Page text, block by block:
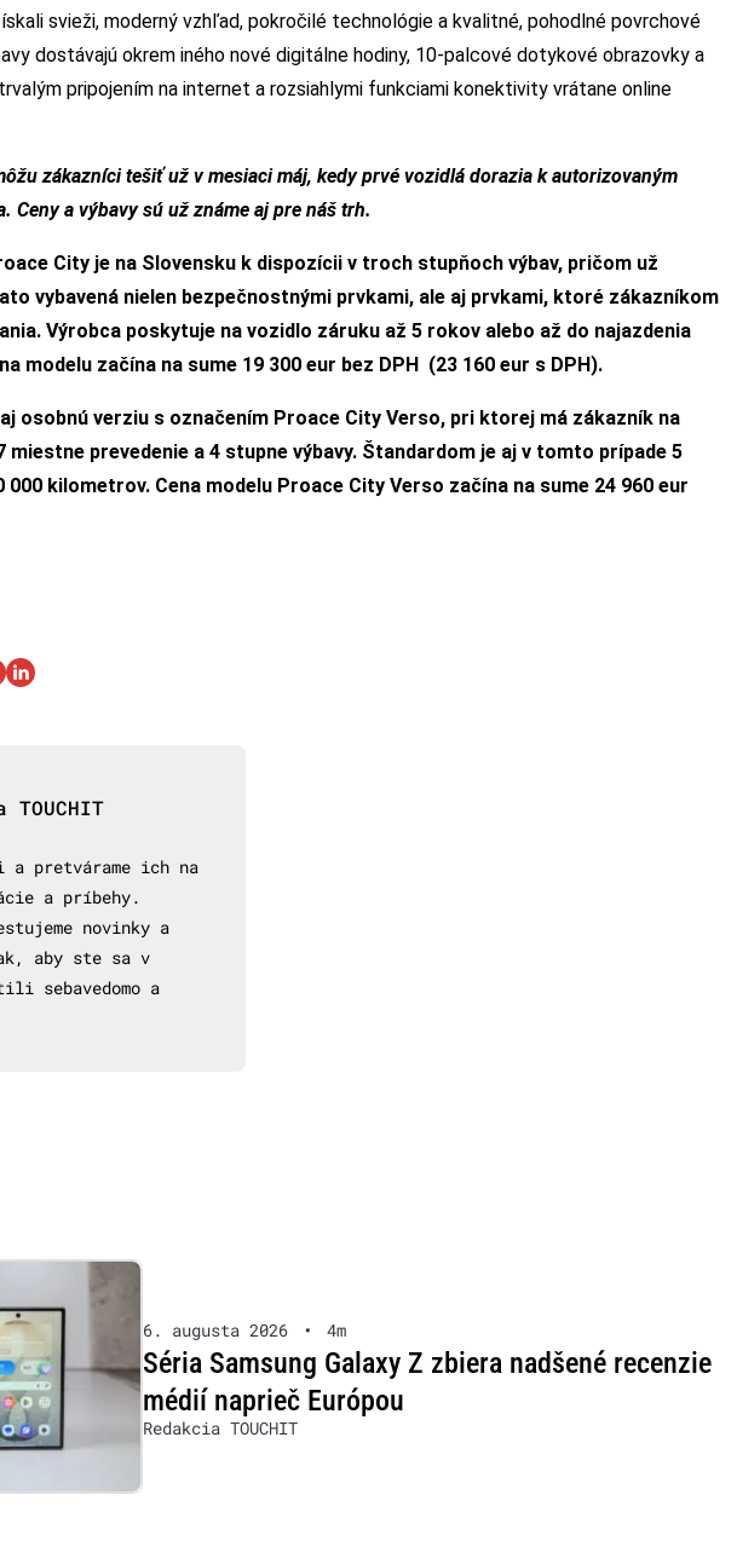
svieži, moderný vzhľad, pokročilé technológie a kvalitné, pohodlné povrchové
dostávajú okrem iného nové digitálne hodiny, 10-palcové dotykové obrazovky a
pripojením na internet a rozsiahlymi funkciami konektivity vrátane online
zákazníci tešiť už v mesiaci máj, kedy prvé vozidlá dorazia k autorizovaným
Ceny a výbavy sú už známe aj pre náš trh.
City je na Slovensku k dispozícii v troch stupňoch výbav, pričom už
vybavená nielen bezpečnostnými prvkami, ale aj prvkami, ktoré zákazníkom
Výrobca poskytuje na vozidlo záruku až 5 rokov alebo až do najazdenia
modelu začína na sume 19 300 eur bez DPH (23 160 eur s DPH).
osobnú verziu s označením Proace City Verso, pri ktorej má zákazník na
miestne prevedenie a 4 stupne výbavy. Štandardom je aj v tomto prípade 5
000 kilometrov. Cena modelu Proace City Verso začína na sume 24 960 eur
TOUCHIT
a pretvárame ich na
a príbehy.
novinky a
aby ste sa v
sebavedomo a
6. augusta 2026 • 4m
Séria Samsung Galaxy Z zbiera nadšené recenzie
médií naprieč Európou
Redakcia TOUCHIT